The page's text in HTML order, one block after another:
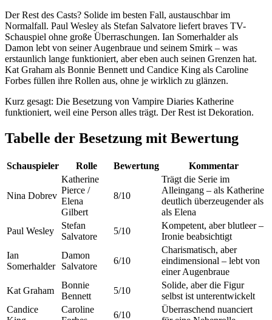
Der Rest des Casts? Solide im besten Fall, austauschbar im
Normalfall. Paul Wesley als Stefan Salvatore liefert braves TV-
Schauspiel ohne große Überraschungen. Ian Somerhalder als
Damon lebt von seiner Augenbraue und seinem Smirk – was
erstaunlich lange funktioniert, aber eben auch seinen Grenzen hat.
Kat Graham als Bonnie Bennett und Candice King als Caroline
Forbes füllen ihre Rollen aus, ohne je wirklich zu glänzen.
Kurz gesagt: Die Besetzung von Vampire Diaries Katherine
funktioniert, weil eine Person alles trägt. Der Rest ist Dekoration.
Tabelle der Besetzung mit Bewertung
Schauspieler Rolle Bewertung Kommentar
Nina Dobrev
Katherine
Pierce /
Elena
Gilbert
8/10
Trägt die Serie im
Alleingang – als Katherine
deutlich überzeugender als
als Elena
Paul Wesley
Stefan
Salvatore
5/10
Kompetent, aber blutleer –
Ironie beabsichtigt
Ian
Somerhalder
Damon
Salvatore
6/10
Charismatisch, aber
eindimensional – lebt von
einer Augenbraue
Kat Graham
Bonnie
Bennett
5/10
Solide, aber die Figur
selbst ist unterentwickelt
Candice
Caroline
6/10
Überraschend nuanciert